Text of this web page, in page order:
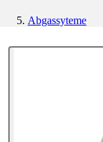
Abgassyteme